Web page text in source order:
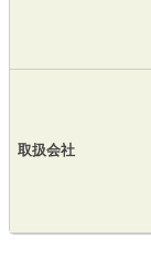
取扱会社